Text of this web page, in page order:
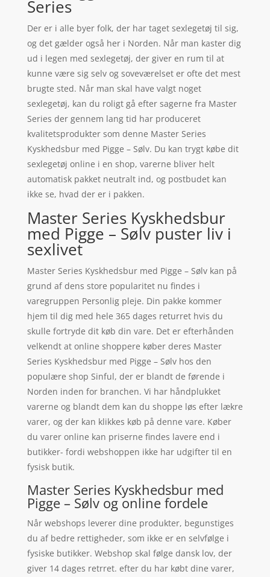
Series
Der er i alle byer folk, der har taget sexlegetøj til sig,
og det gælder også her i Norden. Når man kaster dig
ud i legen med sexlegetøj, der giver en rum til at
kunne være sig selv og soveværelset er ofte det mest
brugte sted. Når man skal have valgt noget
sexlegetøj, kan du roligt gå efter sagerne fra Master
Series der gennem lang tid har produceret
kvalitetsprodukter som denne Master Series
Kyskhedsbur med Pigge – Sølv. Du kan trygt købe dit
sexlegetøj online i en shop, varerne bliver helt
automatisk pakket neutralt ind, og postbudet kan
ikke se, hvad der er i pakken.
Master Series Kyskhedsbur
med Pigge – Sølv puster liv i
sexlivet
Master Series Kyskhedsbur med Pigge – Sølv kan på
grund af dens store popularitet nu findes i
varegruppen Personlig pleje. Din pakke kommer
hjem til dig med hele 365 dages returret hvis du
skulle fortryde dit køb din vare. Det er efterhånden
velkendt at online shoppere køber deres Master
Series Kyskhedsbur med Pigge – Sølv hos den
populære shop Sinful, der er blandt de førende i
Norden inden for branchen. Vi har håndplukket
varerne og blandt dem kan du shoppe løs efter lækre
varer, og der kan klikkes køb på denne vare. Køber
du varer online kan priserne findes lavere end i
butikker- fordi webshoppen ikke har udgifter til en
fysisk butik.
Master Series Kyskhedsbur med
Pigge – Sølv og online fordele
Når webshops leverer dine produkter, begunstiges
du af bedre rettigheder, som ikke er en selvfølge i
fysiske butikker. Webshop skal følge dansk lov, der
giver 14 dages retrret. efter du har købt dine varer,